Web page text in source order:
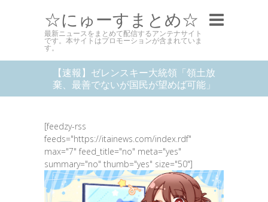
☆にゅーすまとめ☆
最新ニュースをまとめて配信するアンテナサイト
です。本サイトはプロモーションが含まれていま
す。
【速報】ゼレンスキー大統領「領土放
棄、最善でないが国民が望めば可能」
[feedzy-rss
feeds="https://itainews.com/index.rdf"
max="7" feed_title="no" meta="yes"
summary="no" thumb="yes" size="50"]